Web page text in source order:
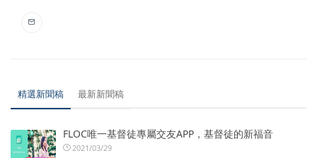
精選新聞稿 最新新聞稿
FLOC唯一基督徒專屬交友APP，基督徒的新福音
2021/03/29